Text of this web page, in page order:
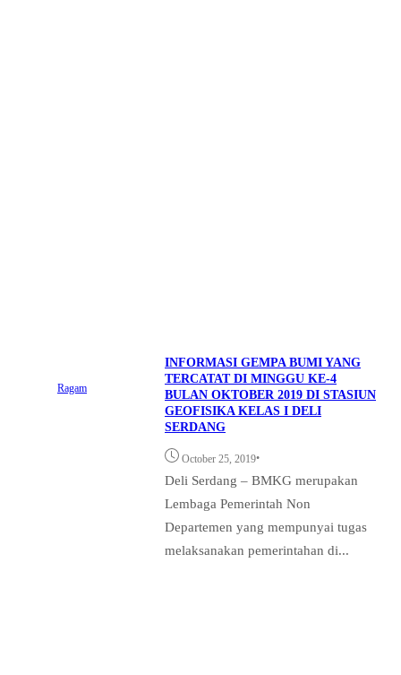
Ragam
INFORMASI GEMPA BUMI YANG
TERCATAT DI MINGGU KE-4
BULAN OKTOBER 2019 DI STASIUN
GEOFISIKA KELAS I DELI
SERDANG
October 25, 2019•
Deli Serdang – BMKG merupakan
Lembaga Pemerintah Non
Departemen yang mempunyai tugas
melaksanakan pemerintahan di...